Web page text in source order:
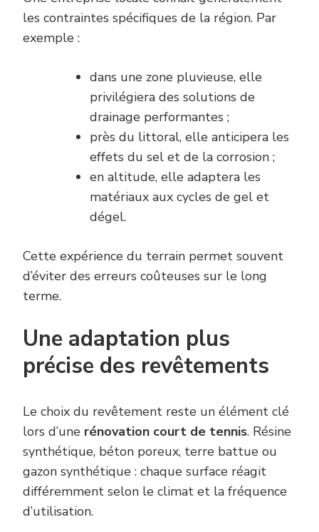
les contraintes spécifiques de la région. Par
exemple :
dans une zone pluvieuse, elle
privilégiera des solutions de
drainage performantes ;
près du littoral, elle anticipera les
effets du sel et de la corrosion ;
en altitude, elle adaptera les
matériaux aux cycles de gel et
dégel.
Cette expérience du terrain permet souvent
d’éviter des erreurs coûteuses sur le long
terme.
Une adaptation plus
précise des revêtements
Le choix du revêtement reste un élément clé
lors d’une rénovation court de tennis. Résine
synthétique, béton poreux, terre battue ou
gazon synthétique : chaque surface réagit
différemment selon le climat et la fréquence
d’utilisation.